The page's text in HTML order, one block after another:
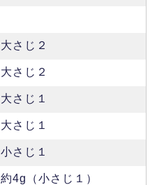
大さじ２
大さじ２
大さじ１
大さじ１
小さじ１
約4g（小さじ１）